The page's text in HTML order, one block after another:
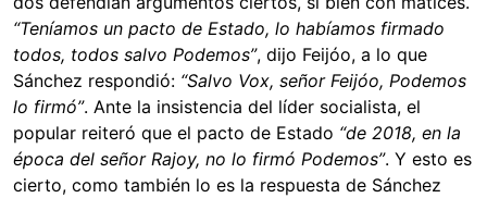
“Teníamos un pacto de Estado, lo habíamos firmado
todos, todos salvo Podemos”, dijo Feijóo, a lo que
Sánchez respondió: “Salvo Vox, señor Feijóo, Podemos
lo firmó”. Ante la insistencia del líder socialista, el
popular reiteró que el pacto de Estado “de 2018, en la
época del señor Rajoy, no lo firmó Podemos”. Y esto es
cierto, como también lo es la respuesta de Sánchez